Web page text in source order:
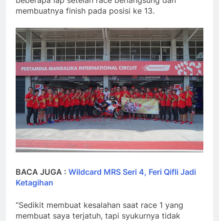
membuatnya finish pada posisi ke 13.
BACA JUGA : Wildcard MRS Seri 4, Feri Qifli Jadi
Ketagihan
“Sedikit membuat kesalahan saat race 1 yang
membuat saya terjatuh, tapi syukurnya tidak